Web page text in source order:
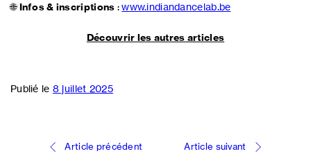
🌐Infos & inscriptions :www.indiandancelab.be
Découvrir les autres articles
Publié le 8 juillet 2025
Navigation
Article précédent Article suivant